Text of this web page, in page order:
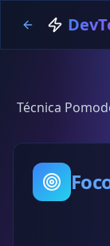
Técnica